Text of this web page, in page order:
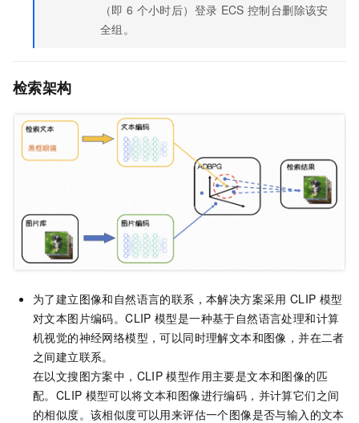
（即 6 个小时后）登录 ECS 控制台删除该安
全组。
检索架构
为了建立图像和自然语言的联系，本解决方案采用 CLIP 模型
对文本图片编码。CLIP 模型是一种基于自然语言处理和计算
机视觉的神经网络模型，可以同时理解文本和图像，并在二者
之间建立联系。
在以文搜图方案中，CLIP 模型作用主要是文本和图像的匹
配。CLIP 模型可以将文本和图像进行编码，并计算它们之间
的相似度。该相似度可以用来评估一个图像是否与输入的文本